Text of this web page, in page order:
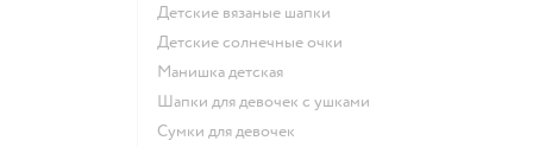
Детские вязаные шапки
Детские солнечные очки
Манишка детская
Шапки для девочек с ушками
Сумки для девочек